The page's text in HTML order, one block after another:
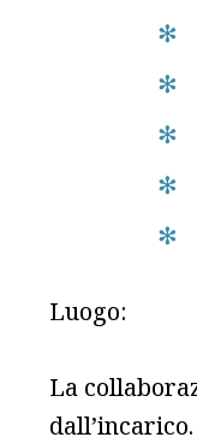
Luogo:
La
dall’incarico.